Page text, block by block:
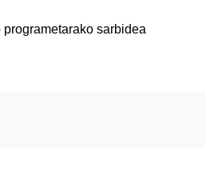
sarbidea